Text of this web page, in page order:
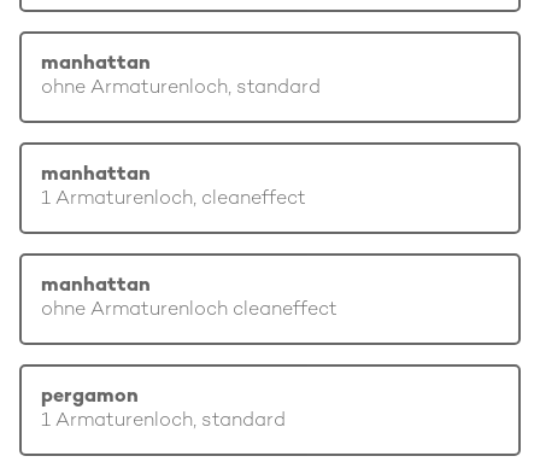
manhattan
ohne Armaturenloch, standard
manhattan
1 Armaturenloch, cleaneffect
manhattan
ohne Armaturenloch cleaneffect
pergamon
1 Armaturenloch, standard